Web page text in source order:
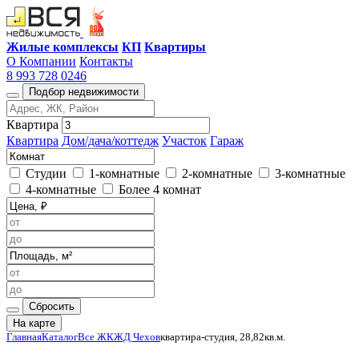
Жилые комплексы КП Квартиры
О Компании Контакты
8 993 728 0246
Подбор недвижимости
Квартира
Квартира Дом/дача/коттедж Участок Гараж
Студии 1-комнатные 2-комнатные
3-комнатные
4-комнатные
Более 4 комнат
Сбросить
На карте